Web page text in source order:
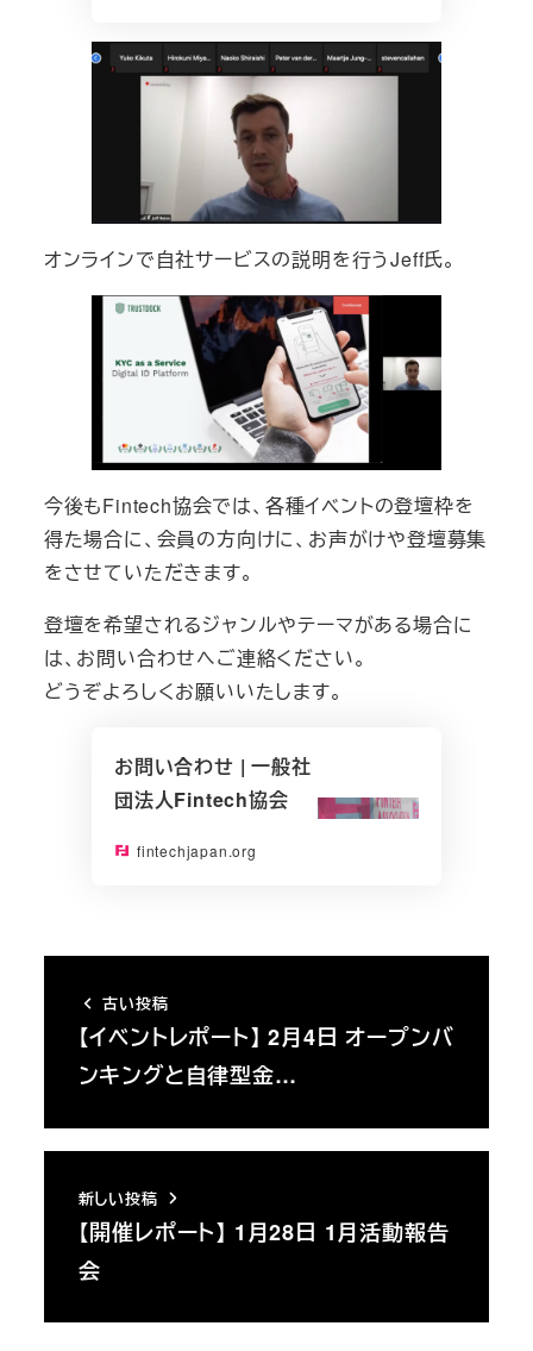
オンラインで自社サービスの説明を行うJeff氏。
今後もFintech協会では、各種イベントの登壇枠を
得た場合に、会員の方向けに、お声がけや登壇募集
をさせていただきます。
登壇を希望されるジャンルやテーマがある場合に
は、お問い合わせへご連絡ください。
どうぞよろしくお願いいたします。
お問い合わせ | 一般社
団法人Fintech協会
fintechjapan.org
古い投稿
【イベントレポート】 2月4日 オープンバ
ンキングと自律型金…
新しい投稿
【開催レポート】 1月28日 1月活動報告
会